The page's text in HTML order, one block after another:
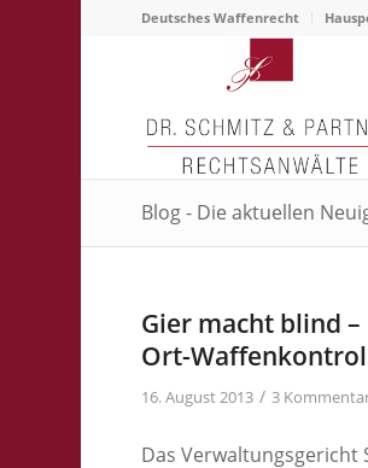
Deutsches Waffenrecht
Blog - Die aktuellen
Gier macht blind
Ort-
16. August 2013 / 3
Das Verwaltungsgericht